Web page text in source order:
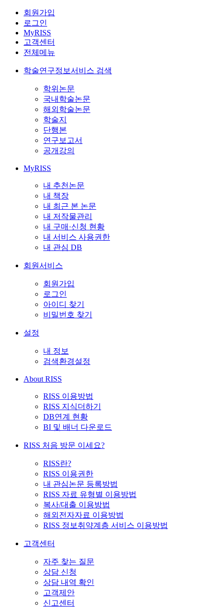
회원가입
로그인
MyRISS
고객센터
전체메뉴
학술연구정보서비스 검색
학위논문
국내학술논문
해외학술논문
학술지
단행본
연구보고서
공개강의
MyRISS
내 추천논문
내 책장
내 최근 본 논문
내 저작물관리
내 구매·신청 현황
내 서비스 사용권한
내 관심 DB
회원서비스
회원가입
로그인
아이디 찾기
비밀번호 찾기
설정
내 정보
검색환경설정
About RISS
RISS 이용방법
RISS 지식더하기
DB연계 현황
BI 및 배너 다운로드
RISS 처음 방문 이세요?
RISS란?
RISS 이용권한
내 관심논문 등록방법
RISS 자료 유형별 이용방법
복사/대출 이용방법
해외전자자료 이용방법
RISS 정보취약계층 서비스 이용방법
고객센터
자주 찾는 질문
상담 신청
상담 내역 확인
고객제안
신고센터